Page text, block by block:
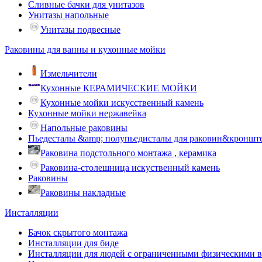
Сливные бачки для унитазов
Унитазы напольные
Унитазы подвесные
Раковины для ванны и кухонные мойки
Измельчители
Кухонные КЕРАМИЧЕСКИЕ МОЙКИ
Кухонные мойки искусственный камень
Кухонные мойки нержавейка
Напольные раковины
Пьедесталы &amp; полупьедисталы для
Раковина подстольного монтажа , керамика
Раковина-столешница искуственный камень
Раковины
Раковины накладные
Инсталляции
Бачок скрытого монтажа
Инсталляции для биде
Инсталляции для людей с ограниченными физическими